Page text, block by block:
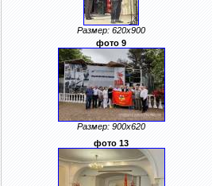
Размер: 620x900
фото 9
Размер: 900x620
фото 13